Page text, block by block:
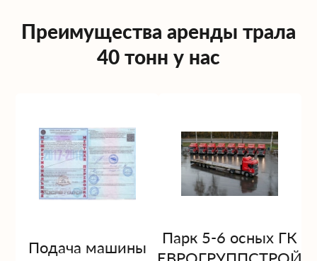
Преимущества аренды трала
40 тонн у нас
Подача машины
Парк 5-6 осных ГК